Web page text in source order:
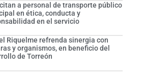
a personal de transporte público
en ética, conducta y
en el servicio
Riquelme refrenda sinergia con
y organismos, en beneficio del
de Torreón